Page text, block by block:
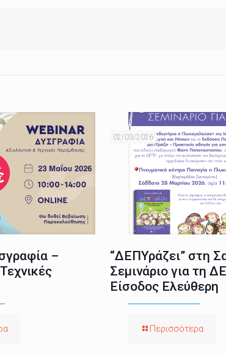
–
02/03/2026
“ΔΕΠΥράζει” στη
Σεμινάριο για τη
Είσοδος Ελεύθερη
Περισσότερα